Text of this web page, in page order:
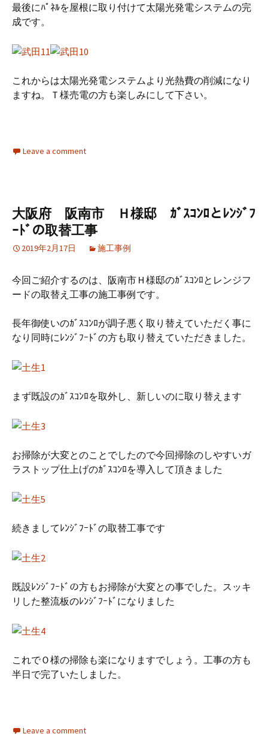
最後にﾊﾟﾈﾙを屋根に取り付けて太陽光発電システムの完
成です。
これからは太陽光発電システムより光熱費の削減になり
ますね。Ｔ様売電の方も楽しみにして下さい。
Leave a comment
大阪府 阪南市 Ｈ様邸 ｶﾞｽｺﾝﾛとﾚﾝｼﾞﾌ
ｰﾄﾞの取替工事
2019年2月17日 施工事例
今回ご紹介するのは、阪南市Ｈ様邸のｶﾞｽｺﾝﾛとレンジフ
ードの取替え工事の施工事例です。
長年御使いのｶﾞｽｺﾝﾛが調子悪く取り替えていただく事に
なり同時にﾚﾝｼﾞﾌｰﾄﾞの方も取り替えていただきました。
まず既設のｶﾞｽｺﾝﾛを取外し、新しいのに取り替えます
お掃除が大変とのことでしたので今回掃除のしやすいガ
ラストップ仕上げのｶﾞｽｺﾝﾛを導入して頂きました
続きましてﾚﾝｼﾞﾌｰﾄﾞの取替工事です
既設ﾚﾝｼﾞﾌｰﾄﾞの方もお掃除が大変との事でした。スッキ
リした整流板のﾚﾝｼﾞﾌｰﾄﾞになりました
これでＯ様の掃除も楽になりますでしょう。工事の方も
半日で完了いたしました。
Leave a comment